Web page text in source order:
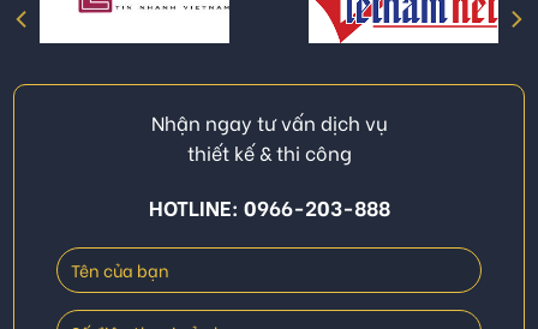
Nhận ngay tư vấn dịch vụ
thiết kế & thi công
HOTLINE: 0966-203-888